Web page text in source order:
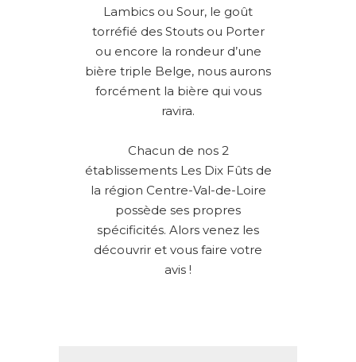
Lambics ou Sour, le goût
torréfié des Stouts ou Porter
ou encore la rondeur d’une
bière triple Belge, nous aurons
forcément la bière qui vous
ravira.
Chacun de nos 2
établissements Les Dix Fûts de
la région Centre-Val-de-Loire
possède ses propres
spécificités. Alors venez les
découvrir et vous faire votre
avis !